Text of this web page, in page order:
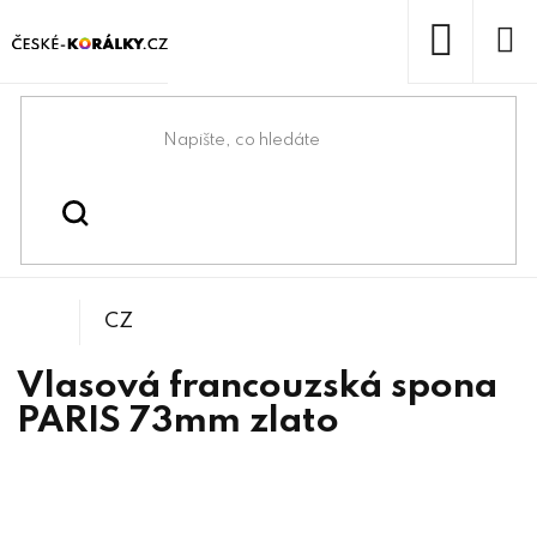
na
Domů
Bižuterní komponenty
Vlasová francouzská spona
PARIS 73mm zlato
CZ